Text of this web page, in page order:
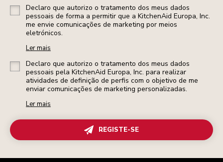
Declaro que autorizo o tratamento dos meus dados
pessoais de forma a permitir que a KitchenAid Europa, Inc.
me envie comunicações de marketing por meios
eletrónicos.
Ler mais
Declaro que autorizo o tratamento dos meus dados
pessoais pela KitchenAid Europa, Inc. para realizar
atividades de definição de perfis com o objetivo de me
enviar comunicações de marketing personalizadas.
Ler mais
REGISTE-SE